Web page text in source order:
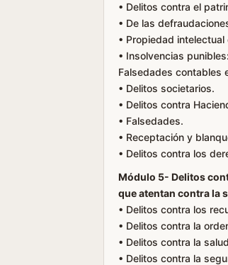
• Delitos contra el
• De las
• Propiedad
• Insolvencias
Falsedades contables
• Delitos societarios.
• Delitos contra
• Falsedades.
• Receptación y
• Delitos contra los
Módulo 5- Delitos
que atentan contra la
• Delitos contra los
• Delitos contra la
• Delitos contra la
• Delitos contra la